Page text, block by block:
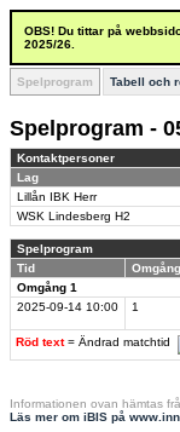
OBS! Du tittar på
2025/26.
Spelprogram Tabell och
Spelprogram -
Kontaktpersoner
Lag
Lillån IBK Herr
WSK Lindesberg H2
Spelprogram
Tid
Omgång
Röd text = Ändrad matchtid
Omgång 1
2025-09-14 10:00 1
Informationen ovan hämtas
Läs mer om iBIS på